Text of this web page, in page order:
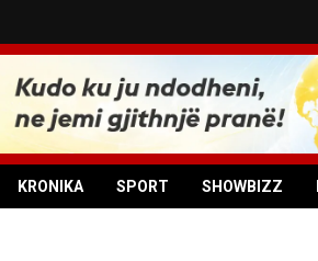
KRONIKA SPORT SHOWBIZZ